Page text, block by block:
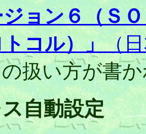
ョン６（Ｓ
コル）」（
扱い方が書
自動設定